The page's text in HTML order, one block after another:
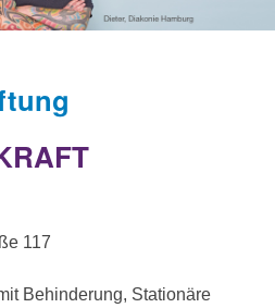
117
Behinderung, Stationäre